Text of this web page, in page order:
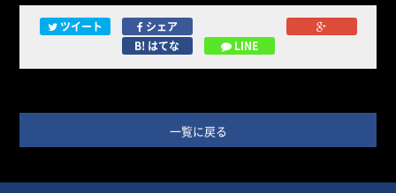
ツイート
シェア
B! はてな
LINE
一覧に戻る